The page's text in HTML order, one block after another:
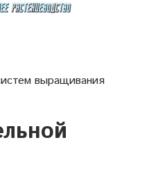
выращивания